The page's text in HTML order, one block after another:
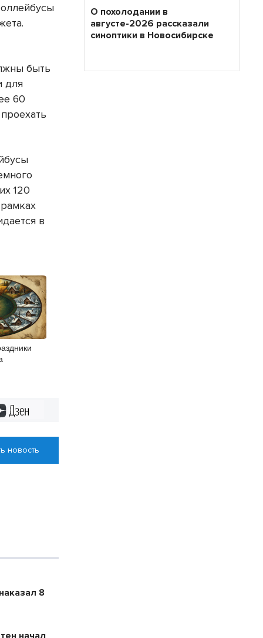
быть
для
60
120
в
новость
8
О похолодании в
августе-2026 рассказали
синоптики в Новосибирске